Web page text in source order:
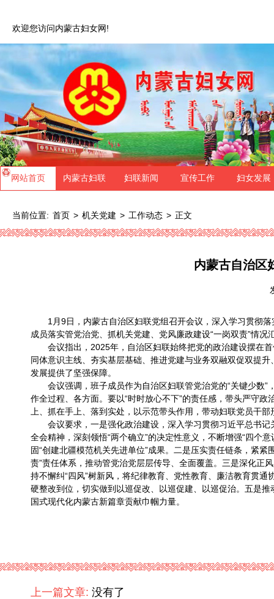
欢迎您访问内蒙古妇女网!
网站首页 内蒙古妇联 妇联新闻 宣传工作 妇女发展
当前位置: 首页 > 机关党建 > 工作动态 > 正文
内蒙古自治区
1月9日，内蒙古自治区妇联党组召开会议，深入学习贯彻
成员落实管党治党、抓机关党建、党风廉政建设“一岗双责”情
会议指出，2025年，自治区妇联始终把党的政治建设摆在
同体意识主线、夯实基层基础、推进党建与业务双融双促双提
发展提供了坚强保障。
会议强调，班子成员作为自治区妇联管党治党的“关键少数
作全过程、各方面。要以“时时放心不下”的责任感，带头严守
上、抓在手上、落到实处，以示范带头作用，带动妇联党员干
会议要求，一是强化政治建设，深入学习贯彻习近平总书
全会精神，深刻领悟“两个确立”的决定性意义，不断增强“四个
固“创建北疆模范机关先进单位”成果。二是压实责任链条，紧
责”责任体系，推动管党治党层层传导、全面覆盖。三是深化正
持不懈纠“四风”树新风，将纪律教育、党性教育、廉洁教育贯
硬整改到位，切实做到以巡促改、以巡促建、以巡促治。五是
国式现代化内蒙古新篇章贡献巾帼力量。
上一篇文章: 没有了